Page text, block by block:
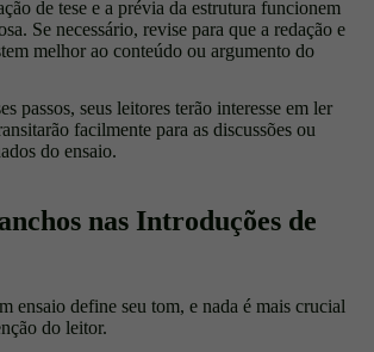
de tese e a prévia da estrutura funcionem
Se necessário, revise para que a redação e
melhor ao conteúdo ou argumento do
passos, seus leitores terão interesse em ler
facilmente para as discussões ou
do ensaio.
nas Introduções de
ensaio define seu tom, e nada é mais crucial
do leitor.